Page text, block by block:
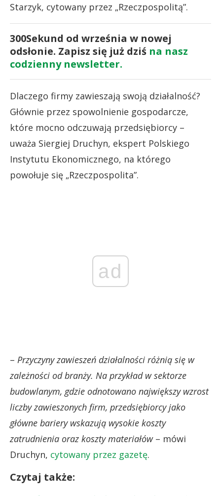
Starzyk, cytowany przez „Rzeczpospolitą”.
300Sekund od września w nowej
odsłonie. Zapisz się już dziś na nasz
codzienny newsletter.
Dlaczego firmy zawieszają swoją działalność?
Głównie przez spowolnienie gospodarcze,
które mocno odczuwają przedsiębiorcy –
uważa Siergiej Druchyn, ekspert Polskiego
Instytutu Ekonomicznego, na którego
powołuje się „Rzeczpospolita”.
ad
– Przyczyny zawieszeń działalności różnią się w
zależności od branży. Na przykład w sektorze
budowlanym, gdzie odnotowano największy wzrost
liczby zawieszonych firm, przedsiębiorcy jako
główne bariery wskazują wysokie koszty
zatrudnienia oraz koszty materiałów– mówi
Druchyn, cytowany przez gazetę.
Czytaj także: